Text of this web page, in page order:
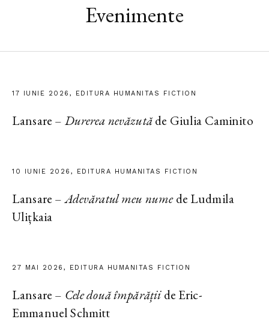
Evenimente
17 IUNIE 2026, EDITURA HUMANITAS FICTION
Lansare – Durerea nevăzutăde Giulia Caminito
10 IUNIE 2026, EDITURA HUMANITAS FICTION
Lansare –Adevăratul meu numede Ludmila
Ulițkaia
27 MAI 2026, EDITURA HUMANITAS FICTION
Lansare – Cele două împărățiide Eric-
Emmanuel Schmitt